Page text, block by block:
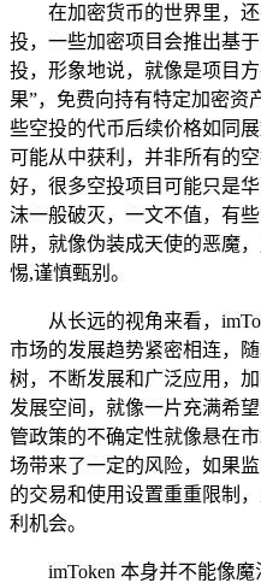
在加密货币的世界里，
投，一些加密项目会推出基
投，形象地说，就像是项目
果”，免费向持有特定加密资
些空投的代币后续价格如同
可能从中获利，并非所有的
好，很多空投项目可能只是
沫一般破灭，一文不值，有
阱，就像伪装成天使的恶魔
惕,谨慎甄别。
从长远的视角来看，
市场的发展趋势紧密相连，
树，不断发展和广泛应用，
发展空间，就像一片充满希
管政策的不确定性就像悬在
场带来了一定的风险，如果
的交易和使用设置重重限制
利机会。
imToken 本身并不能像